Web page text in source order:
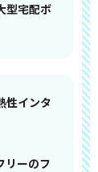
型宅配ボ
性インタ
リーのフ